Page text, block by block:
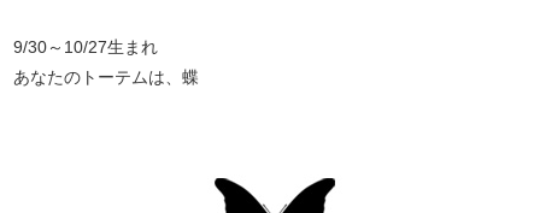
9/30～10/27生まれ
あなたのトーテムは、蝶